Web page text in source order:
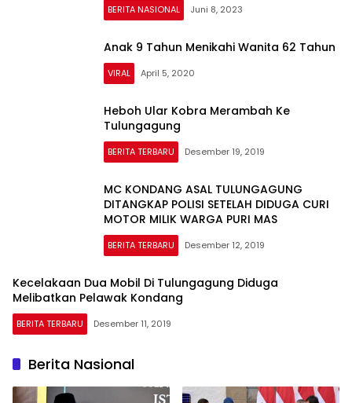
BERITA NASIONAL Juni 8, 2023
Anak 9 Tahun Menikahi Wanita 62 Tahun
VIRAL April 5, 2020
Heboh Ular Kobra Merambah Ke
Tulungagung
BERITA TERBARU Desember 19, 2019
MC KONDANG ASAL TULUNGAGUNG
DITANGKAP POLISI SETELAH DIDUGA CURI
MOTOR MILIK WARGA PURI MAS
BERITA TERBARU Desember 12, 2019
Kecelakaan Dua Mobil Di Tulungagung Diduga
Melibatkan Pelawak Kondang
BERITA TERBARU Desember 11, 2019
Berita Nasional